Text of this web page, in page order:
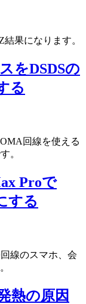
結果になります。
をDSDSの
る
回線を使える
。
Proで
する
線のスマホ、会
熱の原因